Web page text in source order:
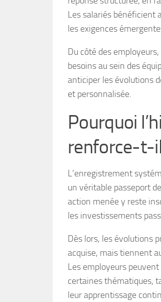
Les salariés bénéficient
les exigences
Du côté des
besoins au sein des
anticiper les évolutions
et personnalisée.
Pourquoi
renforce-t-
L’enregistrement
un véritable passeport
action menée y reste
les investissements
Dès lors, les évolutions
acquise, mais tiennent
Les employeurs
certaines thématiques,
leur apprentissage